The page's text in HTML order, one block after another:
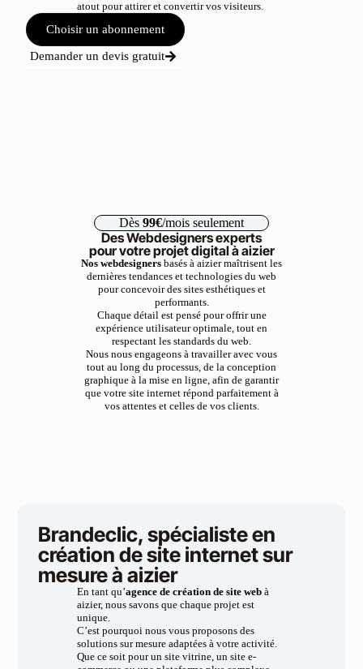
atout pour attirer et convertir vos visiteurs.
Choisir un abonnement
Demander un devis gratuit
Dès 99€/mois seulement
Des Webdesigners experts
pour votre projet digital à aizier
Nos webdesigners basés à aizier maîtrisent les
dernières tendances et technologies du web
pour concevoir des sites esthétiques et
performants.
Chaque détail est pensé pour offrir une
expérience utilisateur optimale, tout en
respectant les standards du web.
Nous nous engageons à travailler avec vous
tout au long du processus, de la conception
graphique à la mise en ligne, afin de garantir
que votre site internet répond parfaitement à
vos attentes et celles de vos clients.
Brandeclic, spécialiste en
création de site internet sur
mesure à aizier
En tant qu’agence de création de site webà
aizier, nous savons que chaque projet est
unique.
C’est pourquoi nous vous proposons des
solutions sur mesure adaptées à votre activité.
Que ce soit pour un site vitrine, un site e-